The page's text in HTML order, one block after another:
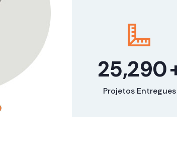
35,300
Projetos Entregues